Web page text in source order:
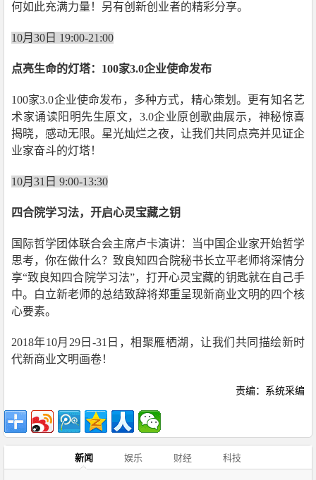
何如此充满力量！另有创新创业者的精彩分享。
10月30日 19:00-21:00
点亮生命的灯塔：100家3.0企业使命发布
100家3.0企业使命发布，多种方式，精心策划。更有知名艺
术家诵读阳明先生原文，3.0企业原创歌曲展示，神秘惊喜
揭晓，感动无限。星光灿烂之夜，让我们共同点亮并见证企
业家奋斗的灯塔！
10月31日 9:00-13:30
四合院学习法，开启心灵宝藏之钥
国际哲学团体联合会主席卢卡演讲：当中国企业家开始哲学
思考，你在做什么？致良知四合院秘书长立平老师将深情分
享“致良知四合院学习法”，打开心灵宝藏的钥匙就在自己手
中。白立新老师的总结致辞将郑重呈现新商业文明的四个核
心要素。
2018年10月29日-31日，相聚雁栖湖，让我们共同描绘新时
代新商业文明画卷！
责编：系统采编
新闻 娱乐 财经 科技